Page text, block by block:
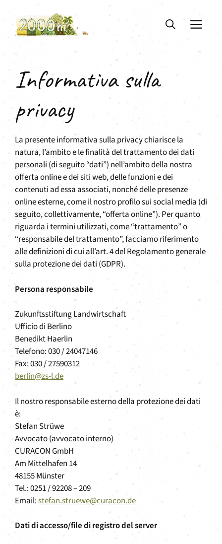
contenuto
Informativa sulla
privacy
La presente informativa sulla privacy chiarisce la
natura, l’ambito e le finalità del trattamento dei dati
personali (di seguito “dati”) nell’ambito della nostra
offerta online e dei siti web, delle funzioni e dei
contenuti ad essa associati, nonché delle presenze
online esterne, come il nostro profilo sui social media (di
seguito, collettivamente, “offerta online”). Per quanto
riguarda i termini utilizzati, come “trattamento” o
“responsabile del trattamento”, facciamo riferimento
alle definizioni di cui all’art. 4 del Regolamento generale
sulla protezione dei dati (GDPR).
Persona responsabile
Zukunftsstiftung Landwirtschaft
Ufficio di Berlino
Benedikt Haerlin
Telefono: 030 / 24047146
Fax: 030 / 27590312
berlin@zs-l.de
Il nostro responsabile esterno della protezione dei dati
è:
Stefan Strüwe
Avvocato (avvocato interno)
CURACON GmbH
Am Mittelhafen 14
48155 Münster
Tel.: 0251 / 92208 – 209
Email:stefan.struewe@curacon.de
Dati di accesso/file di registro del server